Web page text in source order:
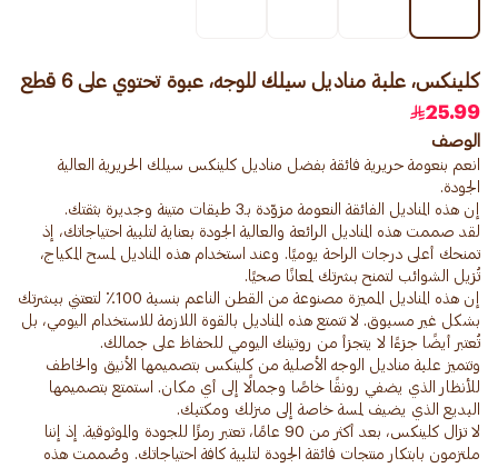
كلينكس، علبة مناديل سيلك للوجه، عبوة تحتوي على 6 قطع
25.99
الوصف
انعم بنعومة حريرية فائقة بفضل مناديل كلينكس سيلك الحريرية العالية
لقد صممت هذه المناديل الرائعة والعالية الجودة بعناية لتلبية احتياجاتك، إذ
تمنحك أعلى درجات الراحة يوميًا. وعند استخدام هذه المناديل لمسح المكياج،
إن هذه المناديل المميزة مصنوعة من القطن الناعم بنسبة 100٪ لتعتني ببشرتك
بشكل غير مسبوق. لا تتمتع هذه المناديل بالقوة اللازمة للاستخدام اليومي، بل
وتتميز علبة مناديل الوجه الأصلية من كلينكس بتصميمها الأنيق والخاطف
للأنظار الذي يضفي رونقًا خاصًا وجمالًا إلى أي مكان. استمتع بتصميمها
لا تزال كلينكس، بعد أكثر من 90 عامًا، تعتبر رمزًا للجودة والموثوقية. إذ إننا
ملتزمون بابتكار منتجات فائقة الجودة لتلبية كافة احتياجاتك. وصُممت هذه